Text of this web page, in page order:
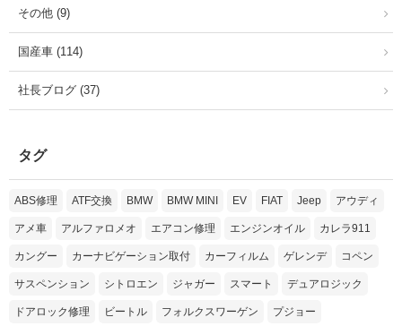
その他 (9)
国産車 (114)
社長ブログ (37)
タグ
ABS修理 ATF交換 BMW BMW MINI EV FIAT Jeep アウディ
アメ車 アルファロメオ エアコン修理 エンジンオイル カレラ911
カングー カーナビゲーション取付 カーフィルム ゲレンデ コペン
サスペンション シトロエン ジャガー スマート デュアロジック
ドアロック修理 ビートル フォルクスワーゲン プジョー